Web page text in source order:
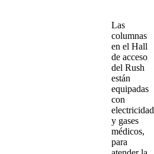
Las
columnas
en el Hall
de acceso
del Rush
están
equipadas
con
electricidad
y gases
médicos,
para